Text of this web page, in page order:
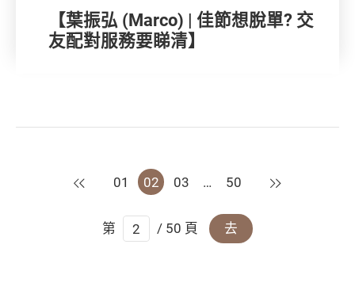
【葉振弘 (Marco) | 佳節想脫單? 交
友配對服務要睇清】
上一頁
01 02 03 … 50 下一頁
第 / 50 頁 去